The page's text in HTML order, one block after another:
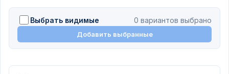
Выбрать видимые 0 вариантов выбрано
Добавить выбранные